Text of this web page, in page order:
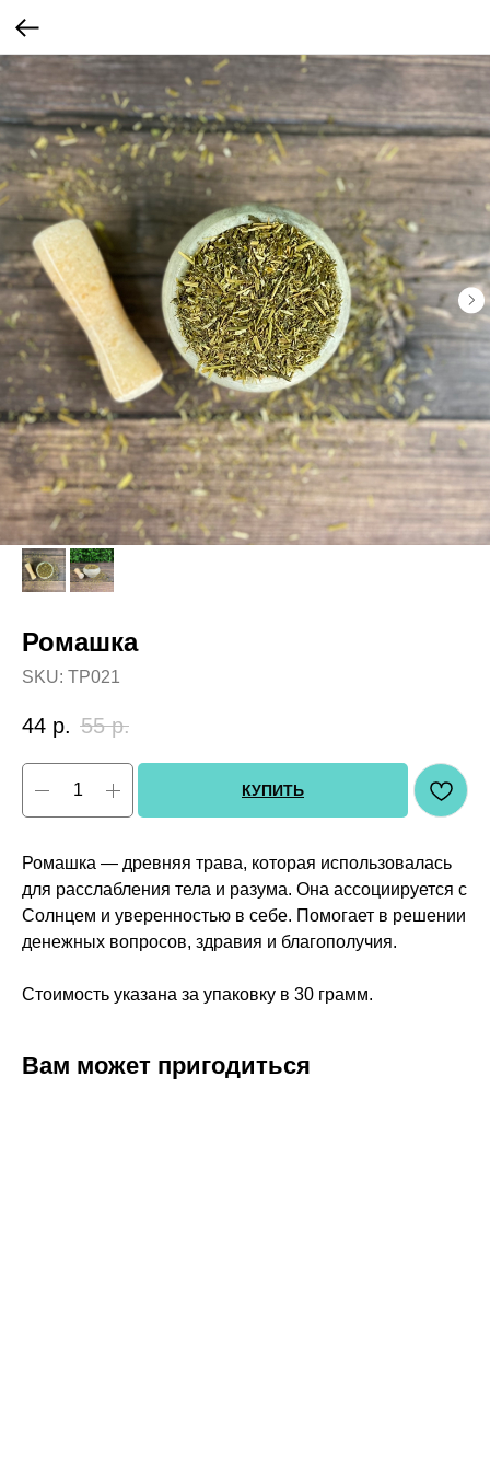
Ромашка
SKU: ТР021
44 р. 55 р.
КУПИТЬ
Ромашка — древняя трава, которая использовалась
для расслабления тела и разума. Она ассоциируется с
Солнцем и уверенностью в себе. Помогает в решении
денежных вопросов, здравия и благополучия.
Стоимость указана за упаковку в 30 грамм.
Вам может пригодиться